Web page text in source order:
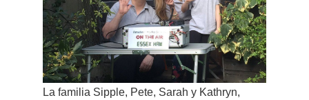
LA PULGA MERCANTE
LITERATURA DE LA RADIO
MIEMBROS ORIGINALES
La familia Sipple, Pete, Sarah y Kathryn,